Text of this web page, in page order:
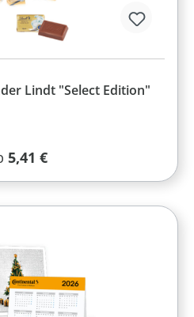
Lindt "Select Edition"
Preis:
5,41 €